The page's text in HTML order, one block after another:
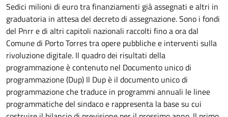
Sedici milioni di euro tra finanziamenti già assegnati e altri in
graduatoria in attesa del decreto di assegnazione. Sono i fondi
del Pnrr e di altri capitoli nazionali raccolti fino a ora dal
Comune di Porto Torres tra opere pubbliche e interventi sulla
rivoluzione digitale. Il quadro dei risultati della
programmazione è contenuto nel Documento unico di
programmazione (Dup) Il Dup è il documento unico di
programmazione che traduce in programmi annuali le linee
programmatiche del sindaco e rappresenta la base su cui